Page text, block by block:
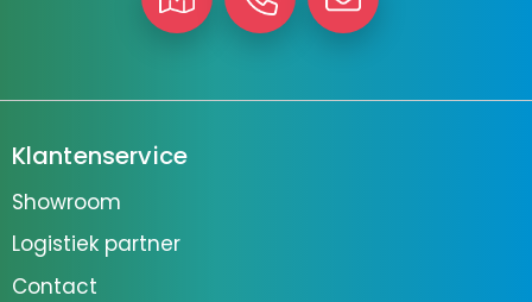
Klantenservice
Showroom
Logistiek partner
Contact